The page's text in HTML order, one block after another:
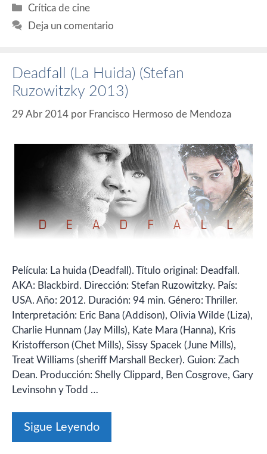
Categorías
Crítica de cine
Deja un comentario
Deadfall (La Huida) (Stefan
Ruzowitzky 2013)
29 Abr 2014 por Francisco Hermoso de Mendoza
Película: La huida (Deadfall). Título original: Deadfall.
AKA: Blackbird. Dirección: Stefan Ruzowitzky. País:
USA. Año: 2012. Duración: 94 min. Género: Thriller.
Interpretación: Eric Bana (Addison), Olivia Wilde (Liza),
Charlie Hunnam (Jay Mills), Kate Mara (Hanna), Kris
Kristofferson (Chet Mills), Sissy Spacek (June Mills),
Treat Williams (sheriff Marshall Becker). Guion: Zach
Dean. Producción: Shelly Clippard, Ben Cosgrove, Gary
Levinsohn y Todd …
Sigue Leyendo